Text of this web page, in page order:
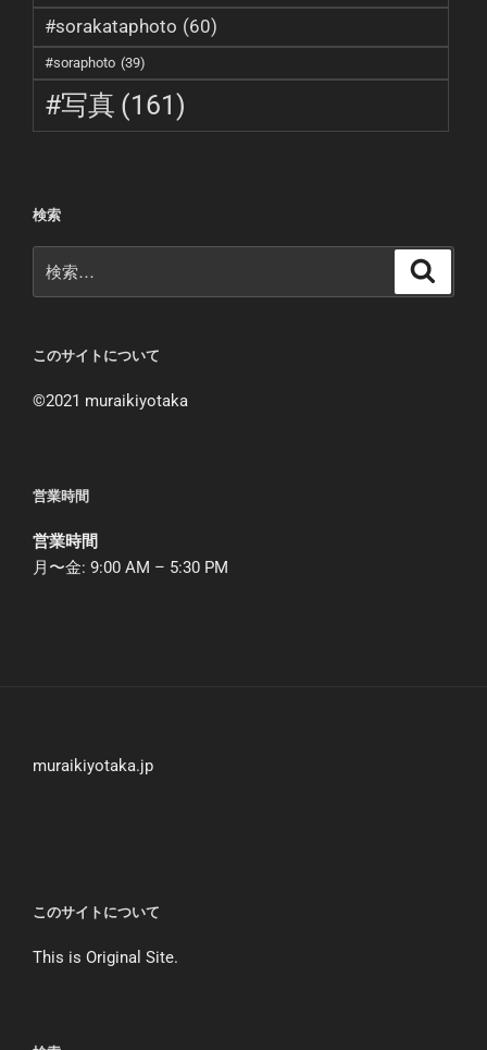
#sorakataphoto (60)
#soraphoto (39)
#写真 (161)
検索
索:
このサイトについて
©︎2021 muraikiyotaka
営業時間
営業時間
月〜金: 9:00 AM – 5:30 PM
muraikiyotaka.jp
このサイトについて
This is Original Site.